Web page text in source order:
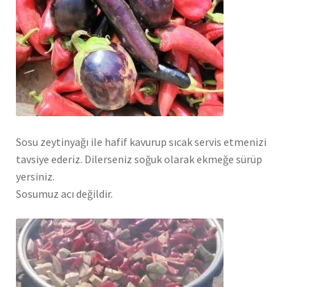
Sosu zeytinyağı ile hafif kavurup sıcak servis etmenizi
tavsiye ederiz. Dilerseniz soğuk olarak ekmeğe sürüp
yersiniz.
Sosumuz acı değildir.